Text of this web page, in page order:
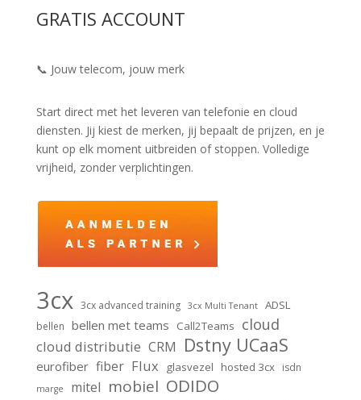
GRATIS ACCOUNT
📞 Jouw telecom, jouw merk
Start direct met het leveren van telefonie en cloud
diensten. Jij kiest de merken, jij bepaalt de prijzen, en je
kunt op elk moment uitbreiden of stoppen. Volledige
vrijheid, zonder verplichtingen.
3cx 3cx advanced training 3cx Multi Tenant ADSL
bellen bellen met teams Call2Teams cloud
cloud distributie CRM Dstny UCaaS
eurofiber fiber Flux glasvezel hosted 3cx isdn
marge mitel mobiel ODIDO